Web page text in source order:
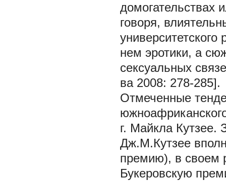
домогательствах
говоря,
нем эротики, а
сексуальных
ва 2008: 278-285].
Отмеченные
г. Майкла Кутзее.
Дж.М.Кутзее
премию), в своем
Букеровскую